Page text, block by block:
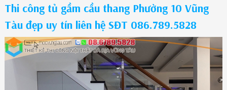
Thi công tủ gầm cầu thang Phường 10 Vũng
Tàu đẹp uy tín liên hệ SĐT 086.789.5828